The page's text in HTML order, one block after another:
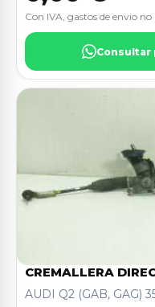
Con IVA, gastos de envio no
Consultar
CREMALLERA
AUDI Q2 (GAB, GAG)